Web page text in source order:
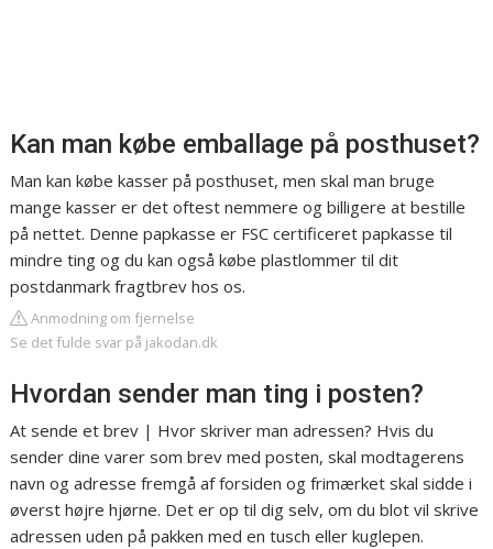
Kan man købe emballage på posthuset?
Man kan købe kasser på posthuset, men skal man bruge
mange kasser er det oftest nemmere og billigere at bestille
på nettet. Denne papkasse er FSC certificeret papkasse til
mindre ting og du kan også købe plastlommer til dit
postdanmark fragtbrev hos os.
Anmodning om fjernelse
Se det fulde svar på jakodan.dk
Hvordan sender man ting i posten?
At sende et brev | Hvor skriver man adressen? Hvis du
sender dine varer som brev med posten, skal modtagerens
navn og adresse fremgå af forsiden og frimærket skal sidde i
øverst højre hjørne. Det er op til dig selv, om du blot vil skrive
adressen uden på pakken med en tusch eller kuglepen.